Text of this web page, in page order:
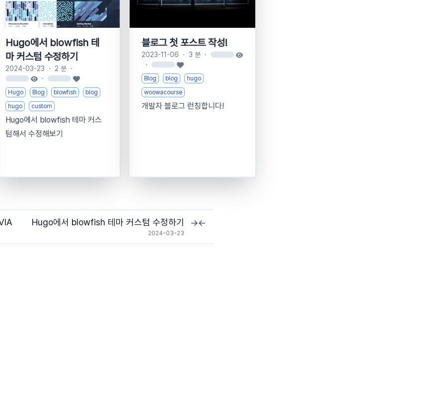
Hugo에서 blowfish 테
마 커스텀 수정하기
2024-03-23 · 2 분 ·
loading
· loading
Hugo Blog blowfish
blog
hugo
custom
Hugo에서 blowfish 테마 커스
텀해서 수정해보기
블로그 첫 포스트 작성!
2023-11-06 · 3 분 · loading
· loading
Blog blog
hugo
woowacourse
개발자 블로그 런칭합니다!
Hugo에서 blowfish 테마 커스텀 수정하기
2024-03-23
→←